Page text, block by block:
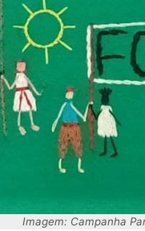
Imagem: Campanha